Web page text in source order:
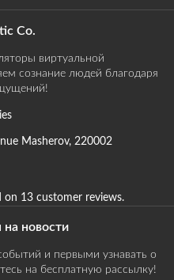
Co.
виртуальной
сознание людей благодаря
Masherov, 220002
on 13 customer reviews.
на новости
и первыми узнавать о
на бесплатную рассылку!